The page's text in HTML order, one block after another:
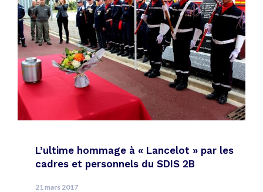
L’ultime hommage à « Lancelot » par les
cadres et personnels du SDIS 2B
21 mars 2017